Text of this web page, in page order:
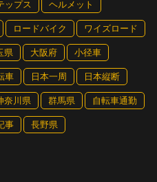
ップス ヘルメット
ロードバイク ワイズロード
県 大阪府 小径車
車 日本一周 日本縦断
奈川県 群馬県 自転車通勤
事 長野県